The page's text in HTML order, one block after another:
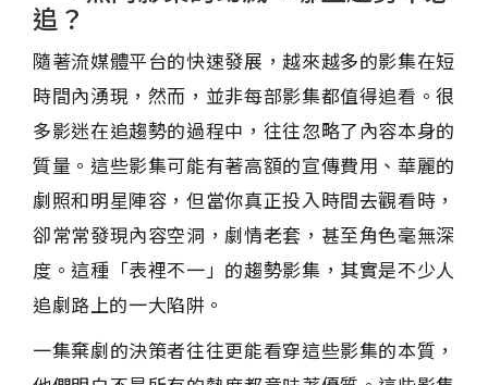
追？
隨著流媒體平台的快速發展，越來越多的影集在短
時間內湧現，然而，並非每部影集都值得追看。很
多影迷在追趨勢的過程中，往往忽略了內容本身的
質量。這些影集可能有著高額的宣傳費用、華麗的
劇照和明星陣容，但當你真正投入時間去觀看時，
卻常常發現內容空洞，劇情老套，甚至角色毫無深
度。這種「表裡不一」的趨勢影集，其實是不少人
追劇路上的一大陷阱。
一集棄劇的決策者往往更能看穿這些影集的本質，